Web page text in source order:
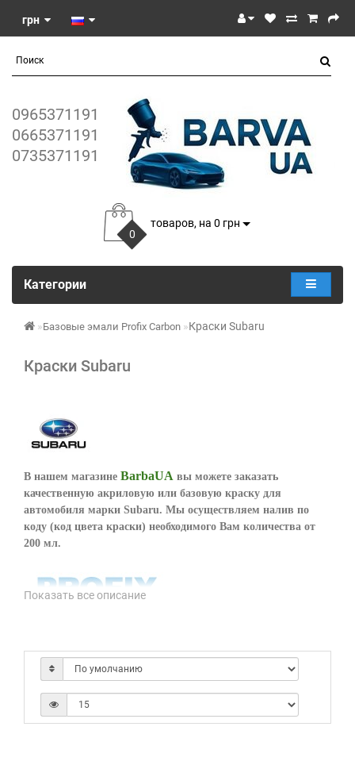
грн
0965371191
0665371191
0735371191
0
товаров, на 0 грн
Категории
Базовые эмали Profix Carbon Краски Subaru
Краски Subaru
В нашем магазине BarbaUA вы можете заказать
качественную акриловую или базовую краску для
автомобиля марки Subaru. Мы осуществляем налив по
коду (код цвета краски) необходимого Вам количества от
200 мл.
Базовая краска от Profix Carbon может быть изготовлена в
2-х слойной и 3-х слойной системе покраски в зависимости
от цвета. После нанесения базовая краска
покрываться
Показать все описание